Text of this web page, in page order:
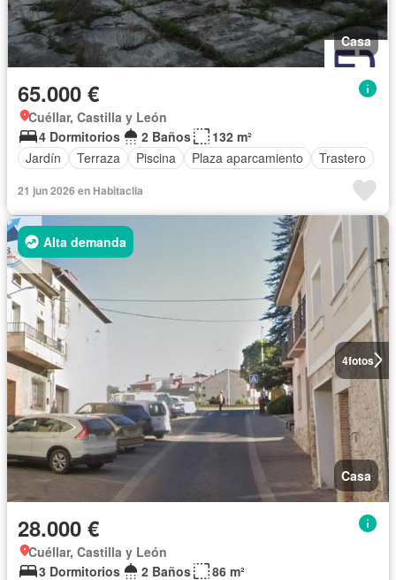
Casa
65.000 €
Cuéllar, Castilla y León
4 Dormitorios
2 Baños
132 m²
Jardín
Terraza Piscina Plaza aparcamiento Trastero
21 jun 2026 en Habitaclia
4fotos
Alta demanda
Casa
28.000 €
Cuéllar, Castilla y León
3 Dormitorios
2 Baños 86 m²